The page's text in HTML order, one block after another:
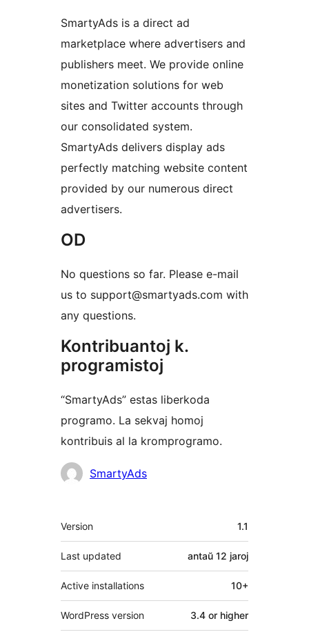
SmartyAds is a direct ad
marketplace where advertisers and
publishers meet. We provide online
monetization solutions for web
sites and Twitter accounts through
our consolidated system.
SmartyAds delivers display ads
perfectly matching website content
provided by our numerous direct
advertisers.
OD
No questions so far. Please e-mail
us to support@smartyads.com with
any questions.
Kontribuantoj k.
programistoj
“SmartyAds” estas liberkoda
programo. La sekvaj homoj
kontribuis al la kromprogramo.
Kontribuantoj
SmartyAds
Metadatumoj
Version 1.1
Last updated antaŭ 12 jaroj
Active installations 10+
WordPress version 3.4 or higher